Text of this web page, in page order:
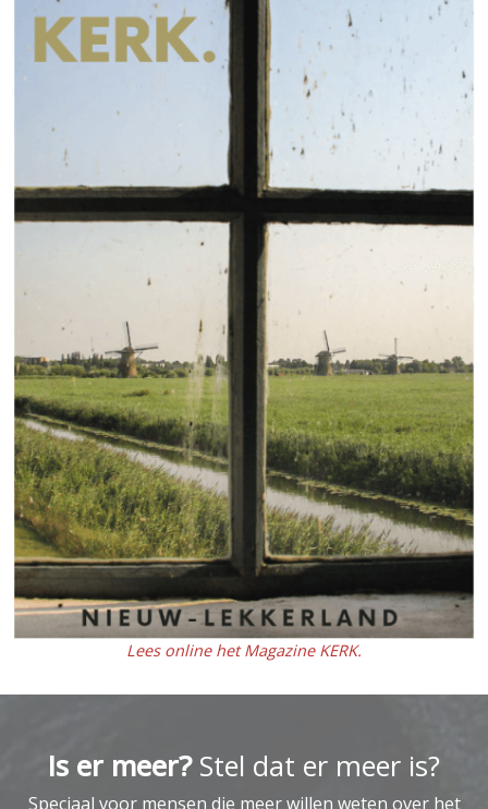
Lees online het Magazine KERK.
Is er meer?Stel dat er meer is?
Speciaal voor mensen die meer willen weten over het